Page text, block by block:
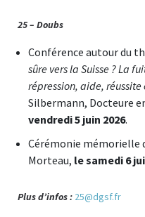
25 – Doubs
Conférence autour du
sûre vers la Suisse ? La
répression, aide, réussite
Silbermann, Docteure
vendredi 5 juin 2026.
Cérémonie mémorielle
Morteau, le samedi 6
Plus d’infos : 25@dgsf.fr